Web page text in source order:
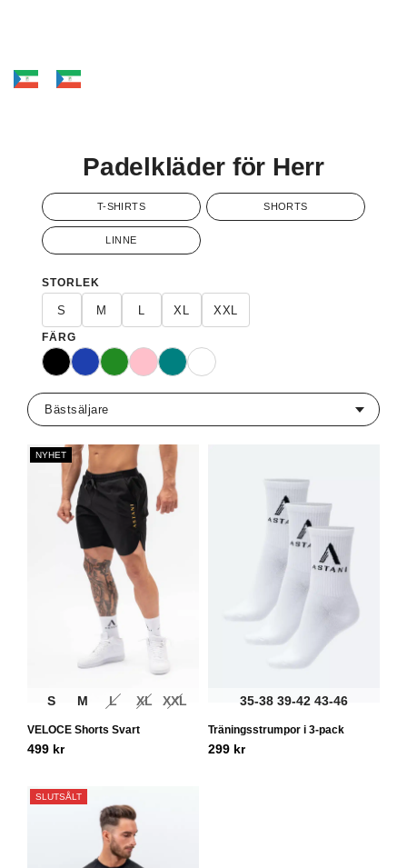
Padelkläder för Herr
T-SHIRTS SHORTS
LINNE
STORLEK
S M L XL XXL
FÄRG
SvartBlå GrönRosaTurkosVit
NYHET
S M L XL XXL
VELOCE Shorts Svart
499 kr
35-38 39-42 43-46
Träningsstrumpor i 3-pack
299 kr
SLUTSÅLT